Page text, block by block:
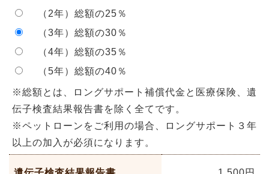
（2年）総額の25％
（3年）総額の30％
（4年）総額の35％
（5年）総額の40％
※総額とは、ロングサポート補償代金と医療保険、遺
伝子検査結果報告書を除く全てです。
※ペットローンをご利用の場合、ロングサポート３年
以上の加入が必須になります。